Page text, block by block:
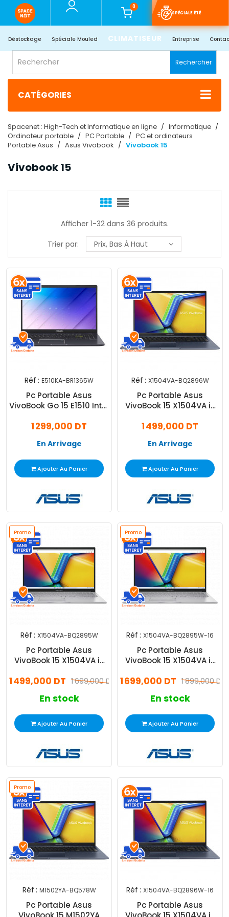
0
SPÉCIALE ÉTÉ
Déstockage Spéciale Mouled CLIMATISEUR Entreprise
Rechercher
CATÉGORIES
Spacenet : High-Tech et Informatique en ligne
Informatique
Ordinateur portable
PC Portable
PC et ordinateurs
Portable Asus
Asus Vivobook Vivobook 15
Vivobook 15
Afficher 1-32 dans 36 produits.
Trier par:
Prix, Bas À Haut
Réf : E510KA-BR1365W
Pc Portable Asus
VivoBook Go 15 E1510 Intel
256Go Windows 11
1 299,000 DT
En Arrivage
Ajouter Au Panier
Réf : X1504VA-BQ2896W
Pc Portable Asus
VivoBook 15 X1504VA i3
Windows 11
1 499,000 DT
En Arrivage
Ajouter Au Panier
Promo
Réf : X1504VA-BQ2895W
Pc Portable Asus
VivoBook 15 X1504VA i3
Windows 111 699,000 DT
1 499,000 DT
En stock
Ajouter Au Panier
Promo
Réf : X1504VA-BQ2895W-16
Pc Portable Asus
VivoBook 15 X1504VA i3
Windows 111 899,000 DT
1 699,000 DT
En stock
Ajouter Au Panier
Promo
Réf : M1502YA-BQ578W
Pc Portable Asus
Réf : X1504VA-BQ2896W-16
Pc Portable Asus